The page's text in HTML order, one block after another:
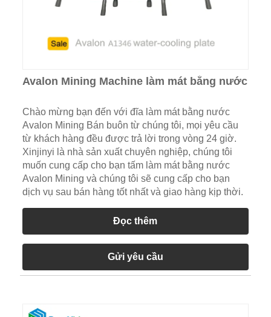
Avalon Mining Machine làm mát bằng nước
Chào mừng bạn đến với đĩa làm mát bằng nước
Avalon Mining Bán buôn từ chúng tôi, mọi yêu cầu
từ khách hàng đều được trả lời trong vòng 24 giờ.
Xinjinyi là nhà sản xuất chuyên nghiệp, chúng tôi
muốn cung cấp cho bạn tấm làm mát bằng nước
Avalon Mining và chúng tôi sẽ cung cấp cho bạn
dịch vụ sau bán hàng tốt nhất và giao hàng kịp thời.
Đọc thêm
Gửi yêu cầu